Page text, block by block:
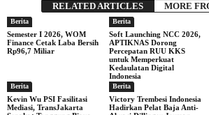
RELATED ARTICLES MORE
Berita
Semester I 2026, WOM
Finance Cetak Laba Bersih
Rp96,7 Miliar
Berita
Soft Launching NCC 2026,
APTIKNAS Dorong
Percepatan RUU KKS
untuk Memperkuat
Kedaulatan Digital
Indonesia
Berita
Kevin Wu PSI Fasilitasi
Mediasi, TransJakarta
Berita
Victory Trembesi Indonesia
Hadirkan Pelat Baja Anti-